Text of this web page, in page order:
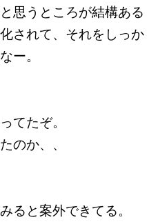
思うところが結構ある
されて、それをしっか
ー。
てたぞ。
のか、、
ると案外できてる。